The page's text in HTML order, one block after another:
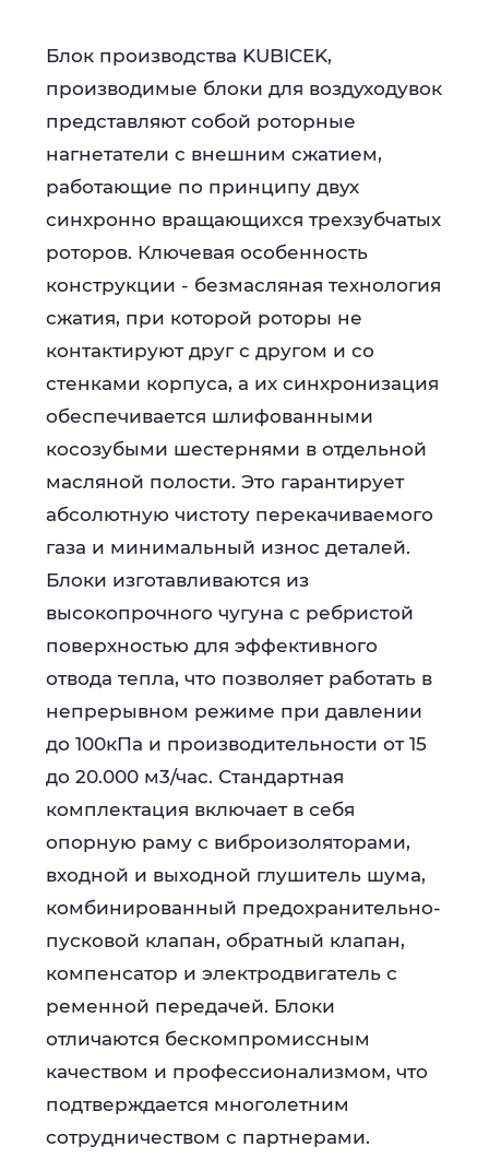
Блок производства KUBICEK,
производимые блоки для воздуходувок
представляют собой роторные
нагнетатели с внешним сжатием,
работающие по принципу двух
синхронно вращающихся трехзубчатых
роторов. Ключевая особенность
конструкции - безмасляная технология
сжатия, при которой роторы не
контактируют друг с другом и со
стенками корпуса, а их синхронизация
обеспечивается шлифованными
косозубыми шестернями в отдельной
масляной полости. Это гарантирует
абсолютную чистоту перекачиваемого
газа и минимальный износ деталей.
Блоки изготавливаются из
высокопрочного чугуна с ребристой
поверхностью для эффективного
отвода тепла, что позволяет работать в
непрерывном режиме при давлении
до 100кПа и производительности от 15
до 20.000 м3/час. Стандартная
комплектация включает в себя
опорную раму с виброизоляторами,
входной и выходной глушитель шума,
комбинированный предохранительно-
пусковой клапан, обратный клапан,
компенсатор и электродвигатель с
ременной передачей. Блоки
отличаются бескомпромиссным
качеством и профессионализмом, что
подтверждается многолетним
сотрудничеством с партнерами.